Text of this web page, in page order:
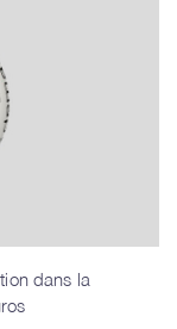
dans la